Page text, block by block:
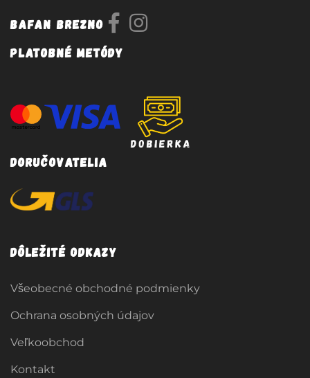
Bafan Brezno
Platobné metódy
Doručovatelia
Dôležité odkazy
Všeobecné obchodné podmienky
Ochrana osobných údajov
Veľkoobchod
Kontakt